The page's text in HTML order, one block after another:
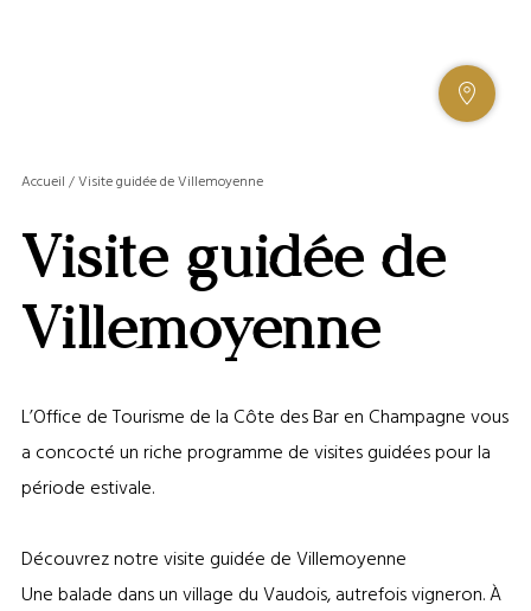
OU
Accueil /Visite guidée de Villemoyenne
Visite guidée de
Villemoyenne
L’Office de Tourisme de la Côte des Bar en Champagne vous
a concocté un riche programme de visites guidées pour la
période estivale.
Découvrez notre visite guidée de Villemoyenne
Une balade dans un village du Vaudois, autrefois vigneron. À